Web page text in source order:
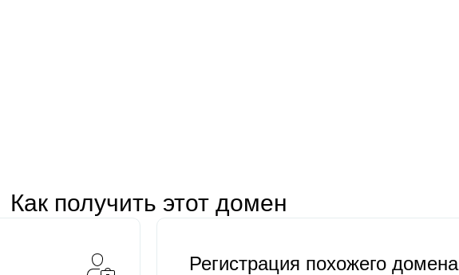
Как получить этот домен
Регистрация похожего домена